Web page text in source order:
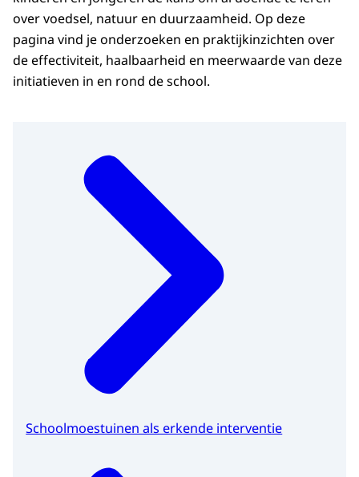
over voedsel, natuur en duurzaamheid. Op deze
pagina vind je onderzoeken en praktijkinzichten over
de effectiviteit, haalbaarheid en meerwaarde van deze
initiatieven in en rond de school.
Schoolmoestuinen als erkende interventie